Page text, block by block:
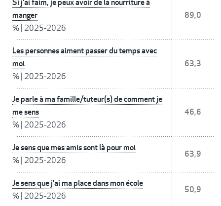
Si j'ai faim, je peux avoir de la nourriture à
manger
% 2025-2026
89,0
Les personnes aiment passer du temps avec
moi
% 2025-2026
63,3
Je parle à ma famille/tuteur(s) de comment je
me sens
% 2025-2026
46,6
Je sens que mes amis sont là pour moi
% 2025-2026
63,9
Je sens que j'ai ma place dans mon école
% 2025-2026
50,9